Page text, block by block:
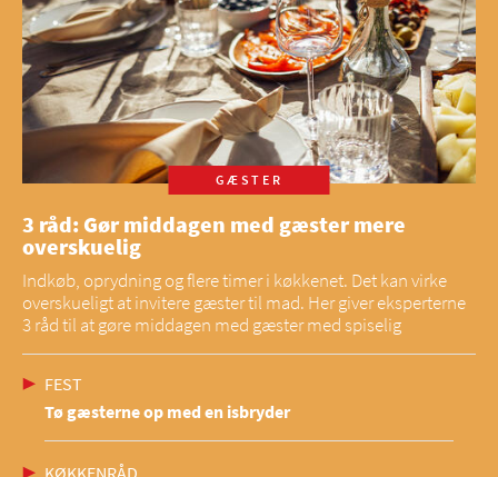
GÆSTER
3 råd: Gør middagen med gæster mere
overskuelig
Indkøb, oprydning og flere timer i køkkenet. Det kan virke
overskueligt at invitere gæster til mad. Her giver eksperterne
3 råd til at gøre middagen med gæster med spiselig
FEST
Tø gæsterne op med en isbryder
KØKKENRÅD